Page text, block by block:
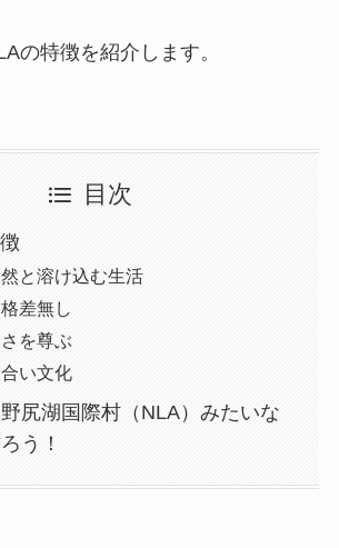
の特徴を紹介します。
目次
と溶け込む生活
差無し
を尊ぶ
い文化
尻湖国際村（NLA）みたいな
う！